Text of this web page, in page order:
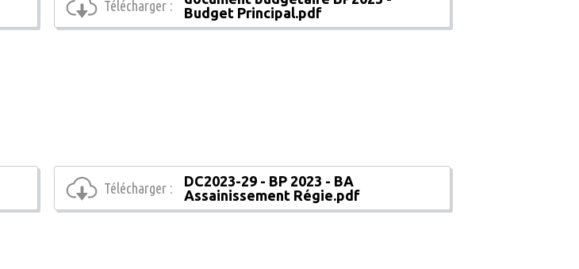
Télécharger :
Budget Principal.pdf
Télécharger :
DC2023-29 - BP 2023 - BA
Assainissement Régie.pdf